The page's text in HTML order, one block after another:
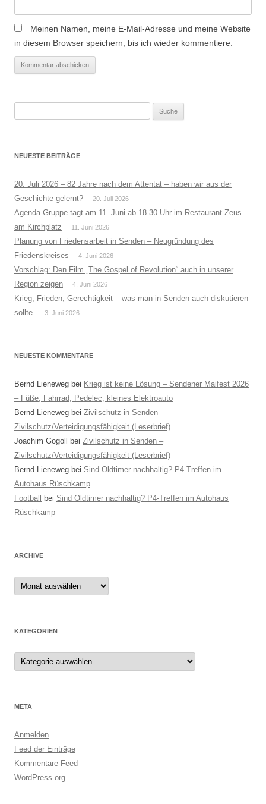
Meinen Namen, meine E-Mail-Adresse und meine Website
in diesem Browser speichern, bis ich wieder kommentiere.
NEUESTE BEITRÄGE
20. Juli 2026 – 82 Jahre nach dem Attentat – haben wir aus der
Geschichte gelernt?
20. Juli 2026
Agenda-Gruppe tagt am 11. Juni ab 18.30 Uhr im Restaurant Zeus
am Kirchplatz
11. Juni 2026
Planung von Friedensarbeit in Senden – Neugründung des
Friedenskreises
4. Juni 2026
Vorschlag: Den Film „The Gospel of Revolution“ auch in unserer
Region zeigen
4. Juni 2026
Krieg, Frieden, Gerechtigkeit – was man in Senden auch diskutieren
sollte.
3. Juni 2026
NEUESTE KOMMENTARE
Bernd Lieneweg bei Krieg ist keine Lösung – Sendener Maifest 2026
– Füße, Fahrrad, Pedelec, kleines Elektroauto
Bernd Lieneweg bei Zivilschutz in Senden –
Zivilschutz/Verteidigungsfähigkeit (Leserbrief)
Joachim Gogoll
bei Zivilschutz in Senden –
Zivilschutz/Verteidigungsfähigkeit (Leserbrief)
Bernd Lieneweg bei Sind Oldtimer nachhaltig? P4-Treffen im
Autohaus Rüschkamp
Football
bei Sind Oldtimer nachhaltig? P4-Treffen im Autohaus
Rüschkamp
ARCHIVE
Archive
KATEGORIEN
Kategorien
META
Anmelden
Feed der Einträge
Kommentare-Feed
WordPress.org